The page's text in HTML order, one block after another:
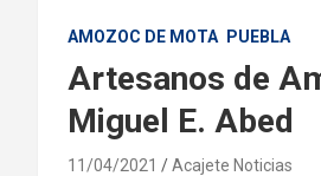
AMOZOC DE MOTA PUEBLA
Artesanos de
Miguel E. Abed
11/04/2021 Acajete Noticias